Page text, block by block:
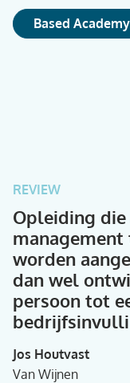
Based
REVIEW
Opleiding
management
worden
dan wel
persoon tot
Jos Houtvast
Van Wijnen